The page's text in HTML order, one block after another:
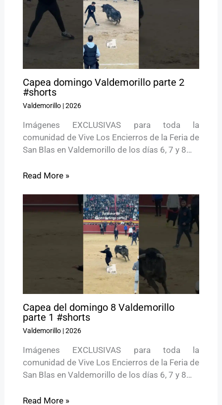
Capea domingo Valdemorillo parte 2
#shorts
Valdemorillo|2026
Imágenes EXCLUSIVAS para toda la
comunidad de Vive Los Encierros de la Feria de
San Blas en Valdemorillo de los días 6, 7 y 8…
Read More »
Capea del domingo 8 Valdemorillo
parte 1 #shorts
Valdemorillo|2026
Imágenes EXCLUSIVAS para toda la
comunidad de Vive Los Encierros de la Feria de
San Blas en Valdemorillo de los días 6, 7 y 8…
Read More »